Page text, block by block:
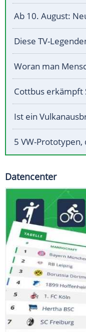
Ab 10. August:
Diese TV-
Woran man
Cottbus erkämpft
Ist ein
5 VW-
Datencenter